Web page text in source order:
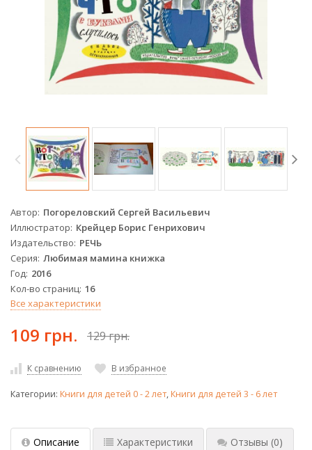
Автор Погореловский Сергей Васильевич
Иллюстратор Крейцер Борис Генрихович
Издательство РЕЧЬ
Серия Любимая мамина книжка
Год 2016
Кол-во страниц 16
Все характеристики
109 грн. 129 грн.
К сравнению В избранное
Категории: Книги для детей 0 - 2 лет,Книги для детей 3 - 6 лет
Описание Характеристики Отзывы (0)